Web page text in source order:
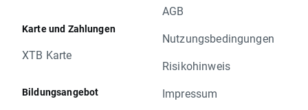
Karte und Zahlungen
XTB Karte
Bildungsangebot
AGB
Nutzungsbedingungen
Risikohinweis
Impressum